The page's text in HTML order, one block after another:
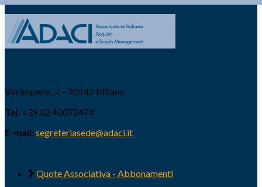
Via Imperia, 2 – 20142 Milano
Tel. +39 02 40072474
E-mail: segreteriasede@adaci.it
Quote Associativa - Abbonamenti